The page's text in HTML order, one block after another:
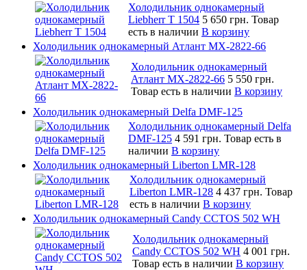
Холодильник однокамерный
Liebherr T 1504 5 650 грн. Товар
есть в наличии В корзину
Холодильник однокамерный Атлант MX-2822-66
Холодильник однокамерный
Атлант MX-2822-66 5 550 грн.
Товар есть в наличии В корзину
Холодильник однокамерный Delfa DMF-125
Холодильник однокамерный Delfa
DMF-125 4 591 грн. Товар есть в
наличии В корзину
Холодильник однокамерный Liberton LMR-128
Холодильник однокамерный
Liberton LMR-128 4 437 грн. Товар
есть в наличии В корзину
Холодильник однокамерный Candy CCTOS 502 WH
Холодильник однокамерный
Candy CCTOS 502 WH 4 001 грн.
Товар есть в наличии В корзину